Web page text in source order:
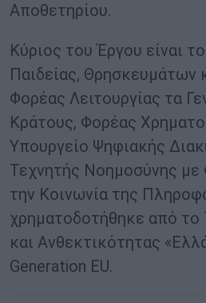
Αποθετηρίου.
Κύριος του Έργου είναι
Παιδείας, Θρησκευμάτων
Φορέας Λειτουργίας τα
Κράτους, Φορέας
Υπουργείο Ψηφιακής
Τεχνητής Νοημοσύνης
την Κοινωνία της
χρηματοδοτήθηκε από το
και Ανθεκτικότητας
Generation EU.